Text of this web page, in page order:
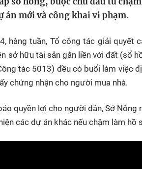
gì
khác
trình
HTV Phim
Phim tài liệu
án mới và công khai vi phạm.
hàng tuần, Tổ công tác giải quyết
sở hữu tài sản gắn liền với đất (sổ
tác 5013) đều có buổi làm việc
chứng nhận cho người mua nhà.
quyền lợi cho người dân, Sở
các dự án khác nếu chậm làm hồ